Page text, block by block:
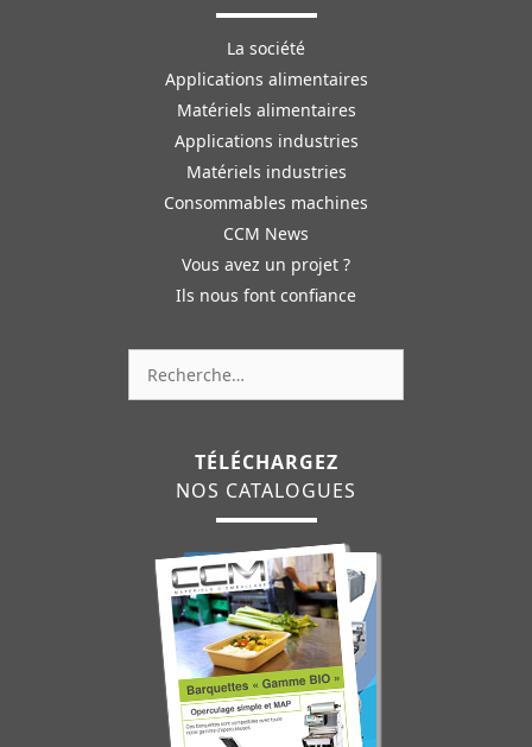
La société
Applications alimentaires
Matériels alimentaires
Applications industries
Matériels industries
Consommables machines
CCM News
Vous avez un projet ?
Ils nous font confiance
TÉLÉCHARGEZ
NOS CATALOGUES